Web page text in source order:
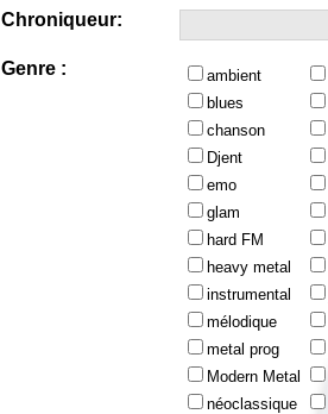
Chroniqueur:
Genre : ambient
blues
chanson
Djent
emo
glam
hard FM
heavy metal
instrumental
mélodique
metal prog
Modern Metal
néoclassique